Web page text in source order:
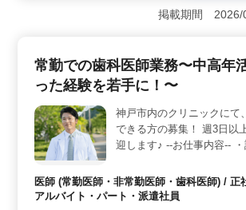
ートと両立しやすい職場です。車通勤OK
料、さらに社宅完備のため、遠方の方も
代の方も活躍中で、経験を重ねた技術が
です。 ＜サポート充実＞ 労災・健康保
年齢層の方が生活面でもサポートを受け
す。
掲載期間 2026/
常勤での歯科医師業務〜中高年
った経験を若手に！〜
神戸市内のクリニックにて
できる方の募集！ 週3日以
迎します♪ --お仕事内容-- ・
等 --診療科目-- 一般歯科、
科、矯正歯科 等 ◯勤務日
医師 (常勤医師・非常勤医師・歯科医師) / 正
アルバイト・パート・派遣社員